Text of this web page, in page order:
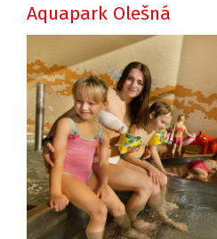
Aquapark Olešná